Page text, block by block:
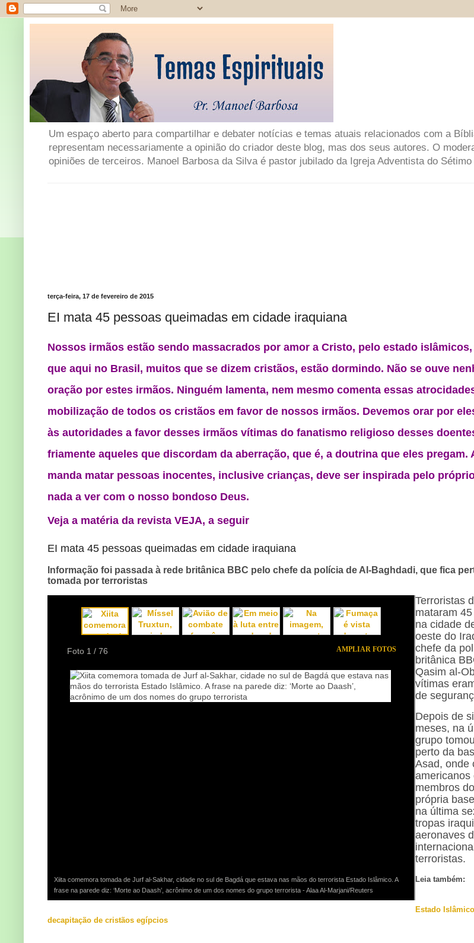
Um espaço aberto para compartilhar e debater notícias e temas atuais relacionados com a
representam necessariamente a opinião do criador deste blog, mas dos seus autores. O
opiniões de terceiros. Manoel Barbosa da Silva é pastor jubilado da Igreja Adventista do
terça-feira, 17 de fevereiro de 2015
EI mata 45 pessoas queimadas em cidade iraquiana
Nossos irmãos estão sendo massacrados por amor a Cristo, pelo estado
que aqui no Brasil, muitos que se dizem cristãos, estão dormindo. Não se ouve
oração por estes irmãos. Ninguém lamenta, nem mesmo comenta essas
mobilização de todos os cristãos em favor de nossos irmãos. Devemos orar por
às autoridades a favor desses irmãos vítimas do fanatismo religioso desses
friamente aqueles que discordam da aberração, que é, a doutrina que eles pregam.
manda matar pessoas inocentes, inclusive crianças, deve ser inspirada pelo
nada a ver com o nosso bondoso Deus.
Veja a matéria da revista VEJA, a seguir
EI mata 45 pessoas queimadas em cidade iraquiana
Informação foi passada à rede britânica BBC pelo chefe da polícia de Al-Baghdadi, que fica
tomada por terroristas
Foto 1 / 76 AMPLIAR FOTOS
Xiita comemora tomada de Jurf al-Sakhar, cidade no sul de Bagdá que estava nas mãos do terrorista Estado Islâmico. A
frase na parede diz: ‘Morte ao Daash’, acrônimo de um dos nomes do grupo terrorista - Alaa Al-Marjani/Reuters
Terroristas
mataram
na cidade
oeste do
chefe da
britânica
Qasim al-
vítimas
de
Depois de
meses, na
grupo
perto da
Asad, onde
americanos
membros
própria
na última
tropas
aeronaves
terroristas.
Leia também:
Estado
decapitação de cristãos egípcios